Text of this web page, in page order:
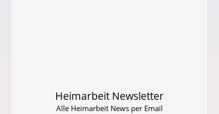
Heimarbeit Newsletter
Alle Heimarbeit News per Email